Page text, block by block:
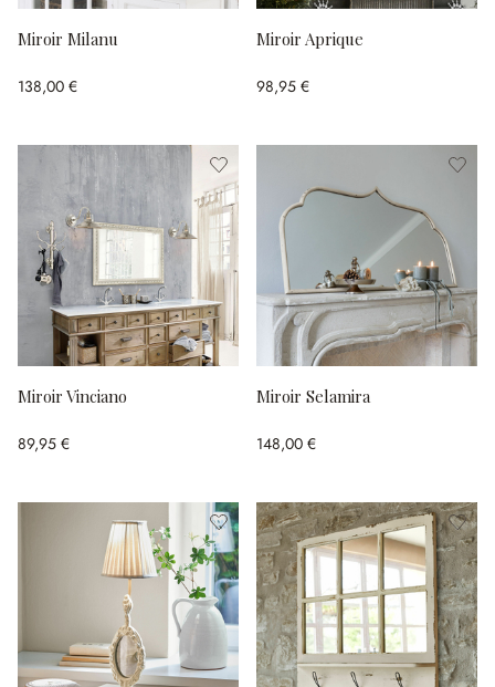
Miroir Milanu
138,00 €
Miroir Aprique
98,95 €
Miroir Vinciano
89,95 €
Miroir Selamira
148,00 €